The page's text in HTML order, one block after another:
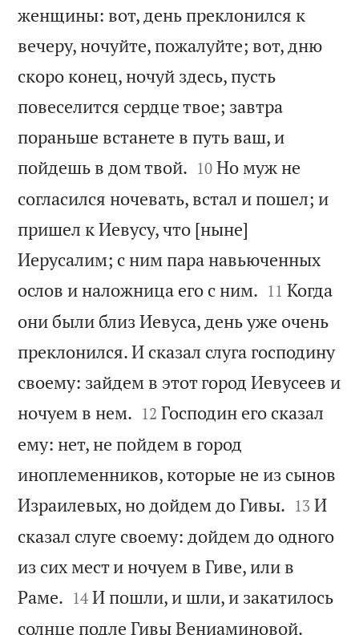
женщины: вот, день преклонился к
вечеру, ночуйте, пожалуйте; вот, дню
скоро конец, ночуй здесь, пусть
повеселится сердце твое; завтра
пораньше встанете в путь ваш, и
пойдешь в дом твой. 

10 Но муж не
согласился ночевать, встал и пошел; и
пришел к Иевусу, что [ныне]
Иерусалим; с ним пара навьюченных
ослов и наложница его с ним. 

11 Когда
они были близ Иевуса, день уже очень
преклонился. И сказал слуга господину
своему: зайдем в этот город Иевусеев и
ночуем в нем. 

12 Господин его сказал
ему: нет, не пойдем в город
иноплеменников, которые не из сынов
Израилевых, но дойдем до Гивы. 

13 И
сказал слуге своему: дойдем до одного
из сих мест и ночуем в Гиве, или в
Раме. 

14 И пошли, и шли, и закатилось
солнце подле Гивы Вениаминовой.